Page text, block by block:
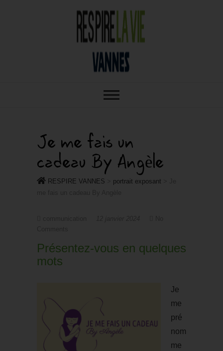
RESPIRE
BIEN-ÊTRE ET HABITAT SAIN À
VANNES
Je me fais un
cadeau By Angèle
RESPIRE VANNES portrait exposant
Présentez-vous en quelques
mots
Je
me
pré
nom
me